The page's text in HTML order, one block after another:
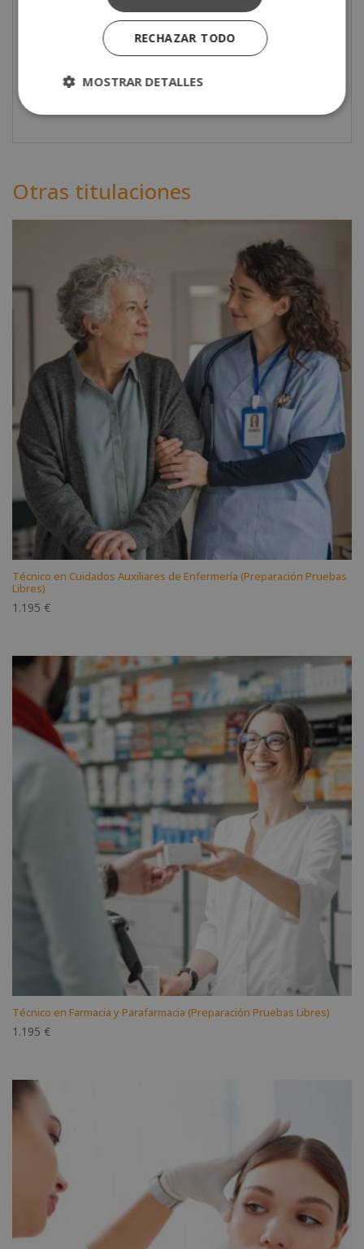
correspondientes obtendrás el título del Ciclo
Formativo de Grado Superior.
Otras titulaciones
Técnico en Cuidados Auxiliares de Enfermería (Preparación Pruebas
Libres)
1.195 €
Técnico en Farmacia y Parafarmacia (Preparación Pruebas Libres)
1.195 €
RECHAZAR TODO
MOSTRAR DETALLES